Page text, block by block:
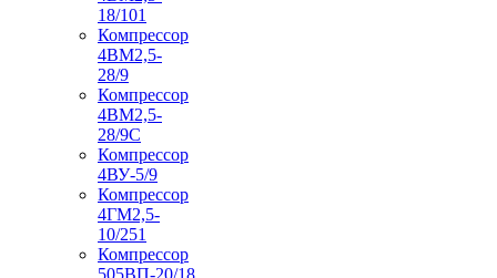
18/101
Компрессор
4ВМ2,5-
28/9
Компрессор
4ВМ2,5-
28/9С
Компрессор
4ВУ-5/9
Компрессор
4ГМ2,5-
10/251
Компрессор